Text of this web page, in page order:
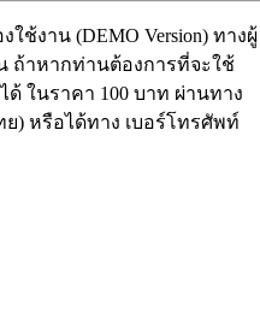
ช้งาน (DEMO Version) ทางผู้
ถ้าหากท่านต้องการที่จะใช้
ในราคา 100 บาท ผ่านทาง
ย) หรือได้ทาง เบอร์โทรศัพท์